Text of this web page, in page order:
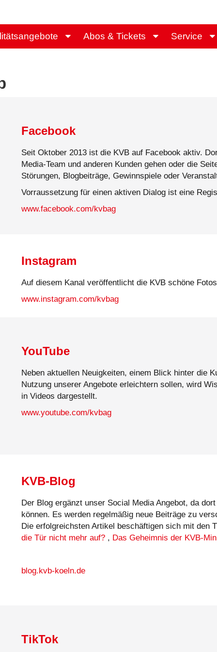
Abos & Tickets Service
Facebook
Seit Oktober 2013 ist die KVB auf Facebook aktiv.
Media-Team und anderen Kunden gehen oder die
Störungen, Blogbeiträge, Gewinnspiele oder
Vorraussetzung für einen aktiven Dialog ist eine
www.facebook.com/kvbag
Instagram
Auf diesem Kanal veröffentlicht die KVB schöne
www.instagram.com/kvbag
YouTube
Neben aktuellen Neuigkeiten, einem Blick hinter die
Nutzung unserer Angebote erleichtern sollen, wird
in Videos dargestellt.
www.youtube.com/kvbag
KVB-Blog
Der Blog ergänzt unser Social Media Angebot, da
können. Es werden regelmäßig neue Beiträge zu
Die erfolgreichsten Artikel beschäftigen sich mit den
die Tür nicht mehr auf? , Das Geheimnis der KVB-
blog.kvb-koeln.de
TikTok